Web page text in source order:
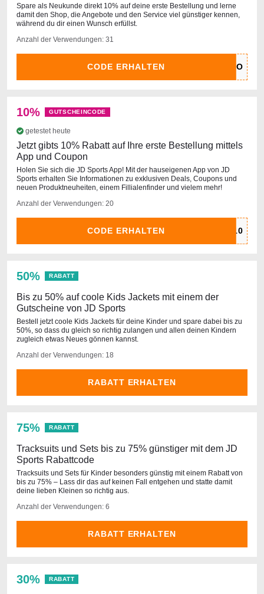
Spare als Neukunde direkt 10% auf deine erste Bestellung und lerne
damit den Shop, die Angebote und den Service viel günstiger kennen,
während du dir einen Wunsch erfüllst.
Anzahl der Verwendungen: 31
CODE ERHALTEN
10% GUTSCHEINCODE
getestet heute
Jetzt gibts 10% Rabatt auf Ihre erste Bestellung mittels
App und Coupon
Holen Sie sich die JD Sports App! Mit der hauseigenen App von JD
Sports erhalten Sie Informationen zu exklusiven Deals, Coupons und
neuen Produktneuheiten, einem Fillialenfinder und vielem mehr!
Anzahl der Verwendungen: 20
CODE ERHALTEN
50% RABATT
Bis zu 50% auf coole Kids Jackets mit einem der
Gutscheine von JD Sports
Bestell jetzt coole Kids Jackets für deine Kinder und spare dabei bis zu
50%, so dass du gleich so richtig zulangen und allen deinen Kindern
zugleich etwas Neues gönnen kannst.
Anzahl der Verwendungen: 18
RABATT ERHALTEN
75% RABATT
Tracksuits und Sets bis zu 75% günstiger mit dem JD
Sports Rabattcode
Tracksuits und Sets für Kinder besonders günstig mit einem Rabatt von
bis zu 75% – Lass dir das auf keinen Fall entgehen und statte damit
deine lieben Kleinen so richtig aus.
Anzahl der Verwendungen: 6
RABATT ERHALTEN
30% RABATT